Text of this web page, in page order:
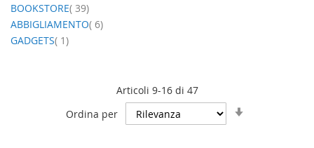
Articoli 9-16di 47
Ordina per
BOOKSTORE 39elemento
ABBIGLIAMENTO 6elemento
GADGETS 1elemento